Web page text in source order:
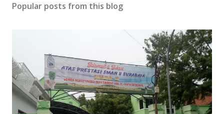
Popular posts from this blog